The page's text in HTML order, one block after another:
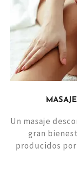
Un masaje
gran
producidos